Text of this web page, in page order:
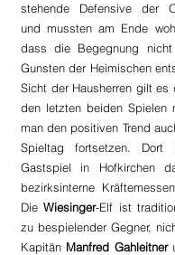
stehende Defensive der
und mussten am Ende
dass die Begegnung
Gunsten der Heimischen
Sicht der Hausherren gilt es
den letzten beiden Spielen
man den positiven Trend
Spieltag fortsetzen.
Gastspiel in Hofkirchen
bezirksinterne
Die Wiesinger-Elf ist
zu bespielender Gegner,
Kapitän Manfred Gahleitner